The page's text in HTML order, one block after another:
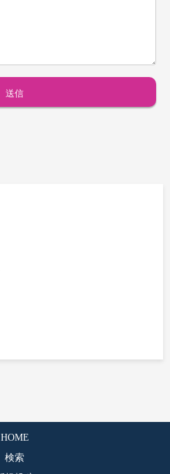
HOME
検索